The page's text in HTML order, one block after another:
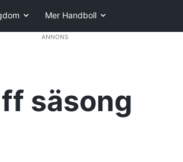
Mer Handboll
ANNONS
säsong